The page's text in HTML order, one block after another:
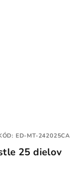
25 dielov
ED-MT-242025CA